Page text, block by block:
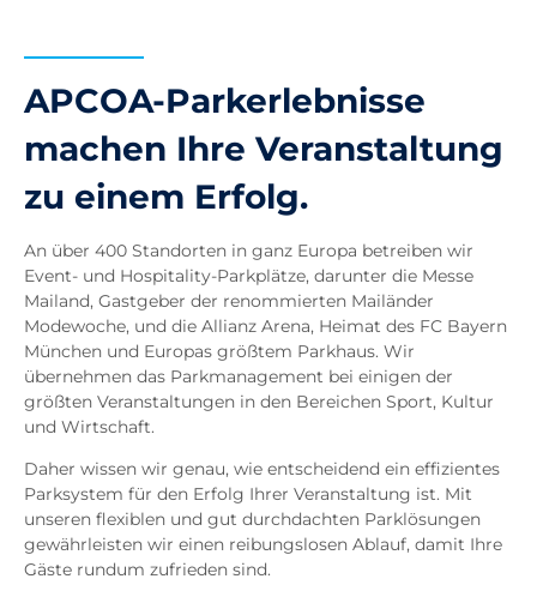
APCOA-Parkerlebnisse
machen Ihre Veranstaltung
zu einem Erfolg.
An über 400 Standorten in ganz Europa betreiben wir
Event- und Hospitality-Parkplätze, darunter die Messe
Mailand, Gastgeber der renommierten Mailänder
Modewoche, und die Allianz Arena, Heimat des FC Bayern
München und Europas größtem Parkhaus. Wir
übernehmen das Parkmanagement bei einigen der
größten Veranstaltungen in den Bereichen Sport, Kultur
und Wirtschaft.
Daher wissen wir genau, wie entscheidend ein effizientes
Parksystem für den Erfolg Ihrer Veranstaltung ist. Mit
unseren flexiblen und gut durchdachten Parklösungen
gewährleisten wir einen reibungslosen Ablauf, damit Ihre
Gäste rundum zufrieden sind.